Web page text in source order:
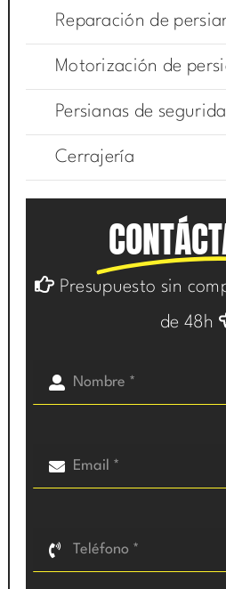
Reparación de
Motorización de
Persianas de
Cerrajería
Presupuesto sin
de 48h